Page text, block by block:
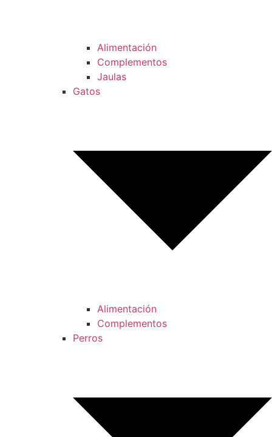
Alimentación
Complementos
Jaulas
Gatos
Alimentación
Complementos
Perros